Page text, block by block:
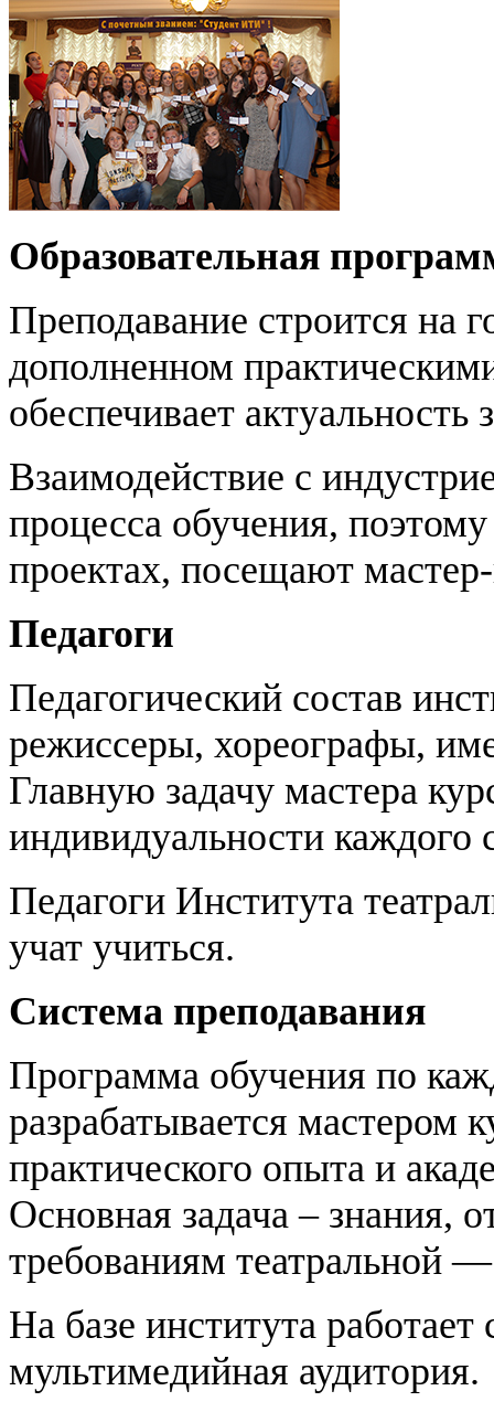
Образовательная
Преподавание строится на
дополненном
обеспечивает
Взаимодействие с
процесса обучения,
проектах, посещают
Педагоги
Педагогический состав
режиссеры, хореографы,
Главную задачу мастера
индивидуальности каждого
Педагоги Института
учат учиться.
Система преподавания
Программа обучения по
разрабатывается мастером
практического опыта и
Основная задача – знания,
требованиям театральной
На базе института работает
мультимедийная аудитория.